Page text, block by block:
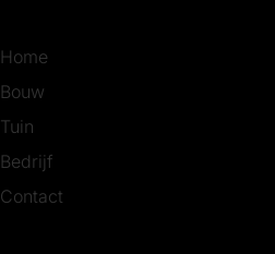
Home
Bouw
Tuin
Bedrijf
Contact